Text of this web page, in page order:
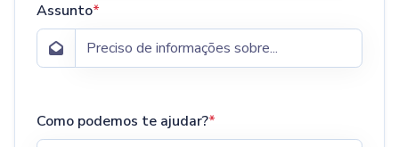
Assunto*
Como podemos te ajudar?*